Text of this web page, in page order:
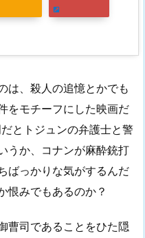
は、殺人の追憶とかでも
をモチーフにした映画だ
とトジュンの弁護士と警
うか、コナンが麻酔銃打
ばっかりな気がするんだ
恨みでもあるのか？
曹司であることをひた隠